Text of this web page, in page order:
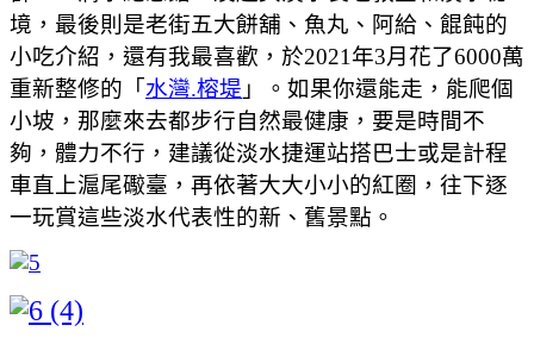
境，最後則是老街五大餅舖、魚丸、阿給、餛飩的
小吃介紹，還有我最喜歡，於2021年3月花了6000萬
重新整修的「 水灣.榕堤 」。如果你還能走，能爬個
小坡，那麼來去都步行自然最健康，要是時間不
夠，體力不行，建議從淡水捷運站搭巴士或是計程
車直上滬尾礮臺，再依著大大小小的紅圈，往下逐
一玩賞這些淡水代表性的新、舊景點。